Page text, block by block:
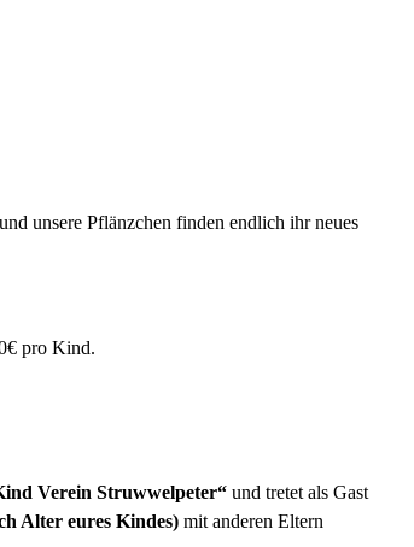
unsere Pflänzchen finden endlich ihr neues
pro Kind.
Verein Struwwelpeter“ und tretet als Gast
Alter eures Kindes) mit anderen Eltern